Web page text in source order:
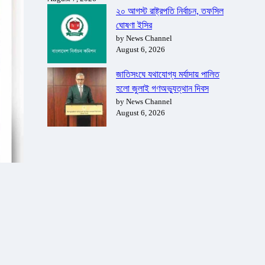
২০ আগস্ট রাষ্ট্রপতি নির্বাচন, তফসিল
ঘোষণা ইসির
by News Channel
August 6, 2026
জাতিসংঘে যথাযোগ্য মর্যাদায় পালিত
হলো জুলাই গণঅভ্যুত্থান দিবস
by News Channel
August 6, 2026